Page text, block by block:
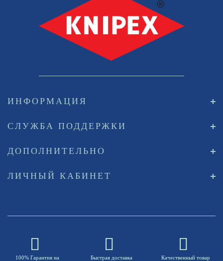
ИНФОРМАЦИЯ
СЛУЖБА ПОДДЕРЖКИ
ДОПОЛНИТЕЛЬНО
ЛИЧНЫЙ КАБИНЕТ
100% Гарантия на
Быстрая доставка
Качественный товар